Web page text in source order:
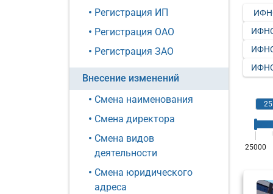
Регистрация ИП
Регистрация ОАО
Регистрация ЗАО
Внесение изменений
Смена наименования
Смена директора
Смена видов
деятельности
Смена юридического
адреса